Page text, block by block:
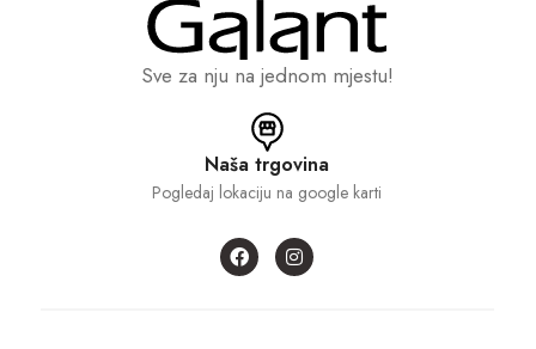
Sve za nju na jednom mjestu!
Naša trgovina
Pogledaj lokaciju na google karti